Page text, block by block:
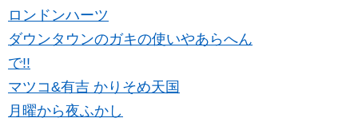
ロンドンハーツ
ダウンタウンのガキの使いやあらへん
で!!
マツコ&有吉 かりそめ天国
月曜から夜ふかし